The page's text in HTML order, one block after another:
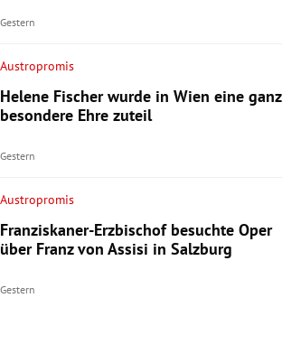
Gestern
Austropromis
Helene Fischer wurde in Wien eine ganz
besondere Ehre zuteil
Gestern
Austropromis
Franziskaner-Erzbischof besuchte Oper
über Franz von Assisi in Salzburg
Gestern